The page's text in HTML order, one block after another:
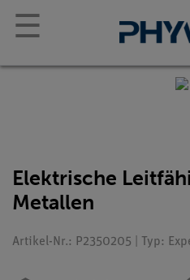
☰
Elektrische
Metallen
Artikel-Nr.: P2350205 | Typ: